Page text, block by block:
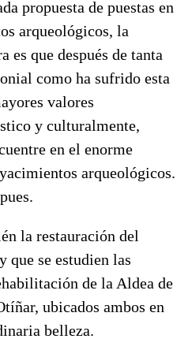
propuesta de puestas en
arqueológicos, la
es que después de tanta
como ha sufrido esta
valores
y culturalmente,
en el enorme
arqueológicos.
la restauración del
que se estudien las
de la Aldea de
ubicados ambos en
belleza.